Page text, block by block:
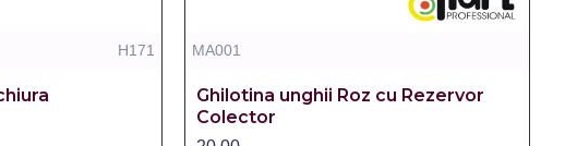
H171 MA001
Ghilotina unghii Roz cu Rezervor
Colector